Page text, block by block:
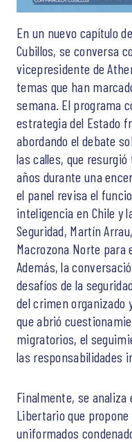
En un nuevo capítulo
Cubillos, se conversa
vicepresidente de
temas que han
semana. El programa
estrategia del Estado
abordando el debate
las calles, que
años durante una
el panel revisa el
inteligencia en Chile y
Seguridad, Martín
Macrozona Norte
Además, la
desafíos de la
del crimen organizado
que abrió
migratorios, el
las responsabilidades
Finalmente, se
Libertario que
uniformados